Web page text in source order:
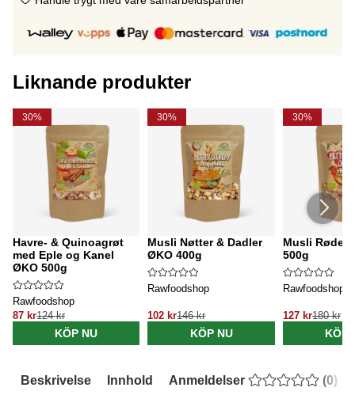
Liknande produkter
30%
Havre- & Quinoagrøt
med Eple og Kanel
ØKO 500g
Rawfoodshop
87 kr124 kr
KÖP NU
30%
Musli Nøtter & Dadler
ØKO 400g
Rawfoodshop
102 kr146 kr
KÖP NU
30%
Musli Røde
500g
Rawfoodshop
127 kr180 kr
KÖP
Beskrivelse Innhold Anmeldelser (0)